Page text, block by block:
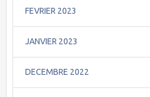
FEVRIER 2023
JANVIER 2023
DECEMBRE 2022